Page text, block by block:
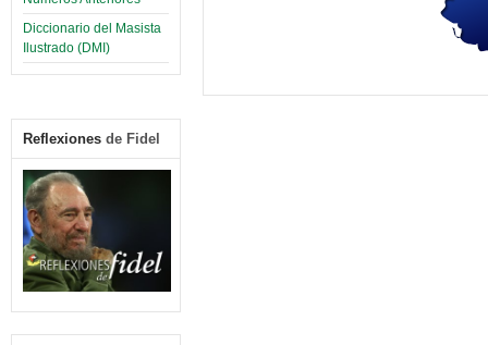
Diccionario del Masista
Ilustrado (DMI)
Reflexiones de Fidel